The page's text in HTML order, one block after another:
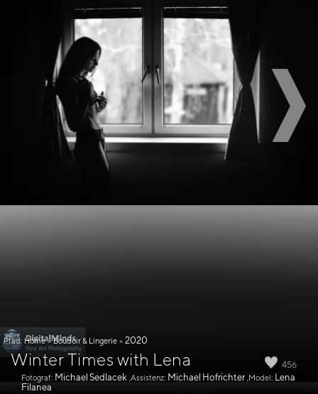
456
Pfad: Home » Boudoir & Lingerie » 2020
Winter Times with Lena
Fotograf: Michael Sedlacek ,Assistenz: Michael Hofrichter ,Model: Lena
Filanea